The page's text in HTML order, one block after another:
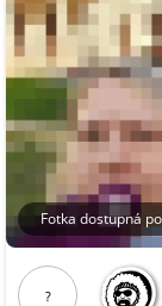
Fotka dostupná
?